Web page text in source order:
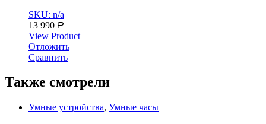
SKU: n/a
13 990 Р
View Product
Отложить
Сравнить
Также смотрели
Умные устройства, Умные часы